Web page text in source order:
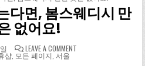
다면, 봄스웨디시 만
없어요!
LEAVE A COMMENT
샵, 모든 페이지 서울